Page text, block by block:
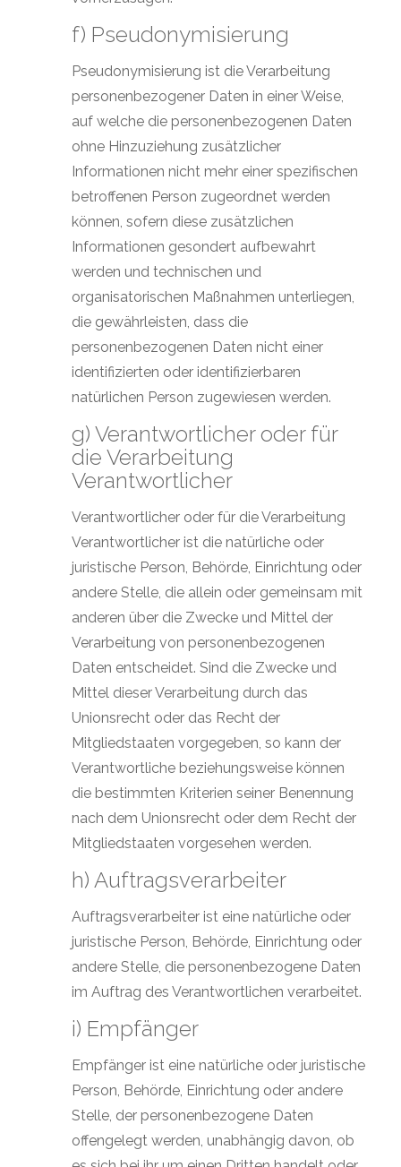
f) Pseudonymisierung
Pseudonymisierung ist die Verarbeitung
personenbezogener Daten in einer Weise,
auf welche die personenbezogenen Daten
ohne Hinzuziehung zusätzlicher
Informationen nicht mehr einer spezifischen
betroffenen Person zugeordnet werden
können, sofern diese zusätzlichen
Informationen gesondert aufbewahrt
werden und technischen und
organisatorischen Maßnahmen unterliegen,
die gewährleisten, dass die
personenbezogenen Daten nicht einer
identifizierten oder identifizierbaren
natürlichen Person zugewiesen werden.
g) Verantwortlicher oder für
die Verarbeitung
Verantwortlicher
Verantwortlicher oder für die Verarbeitung
Verantwortlicher ist die natürliche oder
juristische Person, Behörde, Einrichtung oder
andere Stelle, die allein oder gemeinsam mit
anderen über die Zwecke und Mittel der
Verarbeitung von personenbezogenen
Daten entscheidet. Sind die Zwecke und
Mittel dieser Verarbeitung durch das
Unionsrecht oder das Recht der
Mitgliedstaaten vorgegeben, so kann der
Verantwortliche beziehungsweise können
die bestimmten Kriterien seiner Benennung
nach dem Unionsrecht oder dem Recht der
Mitgliedstaaten vorgesehen werden.
h) Auftragsverarbeiter
Auftragsverarbeiter ist eine natürliche oder
juristische Person, Behörde, Einrichtung oder
andere Stelle, die personenbezogene Daten
im Auftrag des Verantwortlichen verarbeitet.
i) Empfänger
Empfänger ist eine natürliche oder juristische
Person, Behörde, Einrichtung oder andere
Stelle, der personenbezogene Daten
offengelegt werden, unabhängig davon, ob